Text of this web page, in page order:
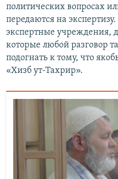
политических вопросах
передаются на
экспертные учреждения,
которые любой разговор
подогнать к тому, что
«Хизб ут-Тахрир».